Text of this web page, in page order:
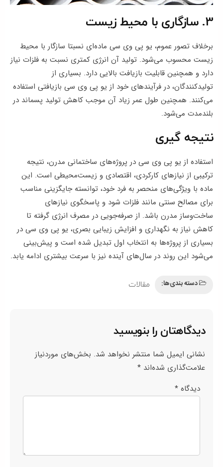
3. سازگاری با محیط زیست
برخلاف تصور عموم، یو پی وی سی ماده‌ای نسبتا سازگار با محیط
زیست محسوب می‌شود. تولید آن انرژی کمتری نسبت به فلزات نیاز
دارد و همچنین قابلیت بازیافت بالایی دارد. بسیاری از
تولیدکنندگان، در فرآیندهای خود از یو پی وی سی بازیافتی استفاده
می‌کنند. همچنین طول عمر زیاد آن موجب کاهش تولید پسماند در
بلندمدت می‌شود.
نتیجه‌ گیری
استفاده از یو پی وی سی در پروژه‌های ساختمانی مدرن، نتیجه
ترکیبی از نیازهای کارکردی، اقتصادی و زیست‌محیطی است. این
ماده با ویژگی‌های منحصر به فرد خود، توانسته جایگزینی مناسب
برای مصالح سنتی مانند فلزات شود و پاسخگوی نیازهای
ساخت‌وساز مدرن باشد. از صرفه‌جویی در مصرف انرژی گرفته تا
کاهش نیاز به نگهداری و افزایش زیبایی بصری، یو پی وی سی در
بسیاری از پروژه‌ها به انتخاب اول تبدیل شده است و پیش‌بینی
می‌شود این روند در سال‌های آینده نیز با سرعت بیشتری ادامه یابد.
دسته بندی‌ها: مقالات
دیدگاهتان را بنویسید
نشانی ایمیل شما منتشر نخواهد شد. بخش‌های موردنیاز
علامت‌گذاری شده‌اند *
دیدگاه *